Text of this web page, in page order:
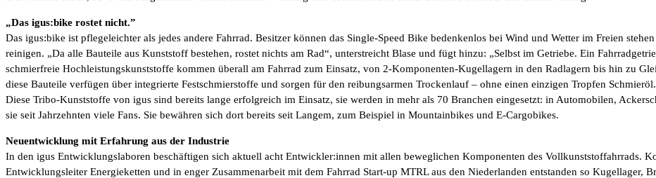
„Das igus:bike rostet nicht.”
Das igus:bike ist pflegeleichter als jedes andere Fahrrad. Besitzer können das Single-Speed Bike bedenkenlos bei Wind und Wetter im Freien
reinigen. „Da alle Bauteile aus Kunststoff bestehen, rostet nichts am Rad“, unterstreicht Blase und fügt hinzu: „Selbst im Getriebe. Ein
schmierfreie Hochleistungskunststoffe kommen überall am Fahrrad zum Einsatz, von 2-Komponenten-Kugellagern in den Radlagern bis hin zu
diese Bauteile verfügen über integrierte Festschmierstoffe und sorgen für den reibungsarmen Trockenlauf – ohne einen einzigen Tropfen
Diese Tribo-Kunststoffe von igus sind bereits lange erfolgreich im Einsatz, sie werden in mehr als 70 Branchen eingesetzt: in Automobilen,
sie seit Jahrzehnten viele Fans. Sie bewähren sich dort bereits seit Langem, zum Beispiel in Mountainbikes und E-Cargobikes.
Neuentwicklung mit Erfahrung aus der Industrie
In den igus Entwicklungslaboren beschäftigen sich aktuell acht Entwickler:innen mit allen beweglichen Komponenten des Vollkunststoffahrrads.
Entwicklungsleiter Energieketten und in enger Zusammenarbeit mit dem Fahrrad Start-up MTRL aus den Niederlanden entstanden so Kugellager,